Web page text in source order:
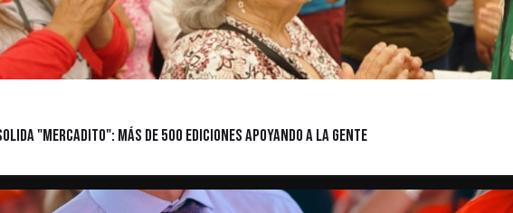
"Mercadito": más de 500 ediciones apoyando a la gente